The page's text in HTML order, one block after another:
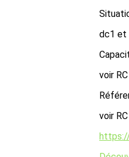
dc1 et
voir RC
voir RC